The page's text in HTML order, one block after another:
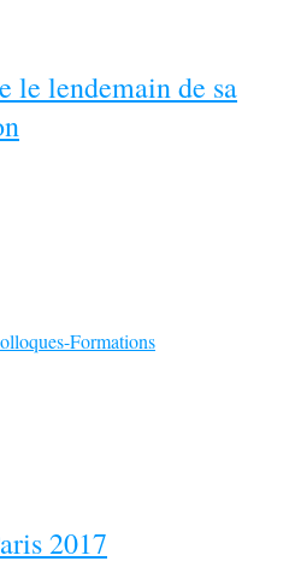
le lendemain de sa
Formations
2017